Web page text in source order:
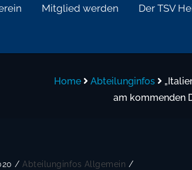
Mitglied werden Der TSV
Home Abteilunginfos
am kommenden
/ Abteilunginfos Allgemein /